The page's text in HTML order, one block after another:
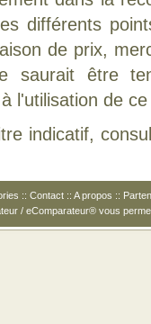
différents
de prix,
saurait être
l'utilisation de
indicatif,
:: Contact :: A propos ::
/ eComparateur® vous